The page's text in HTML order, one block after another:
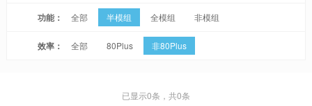
功能： 全部 半模组 全模组 非模组
效率： 全部 80Plus 非80Plus
已显示0条，共0条